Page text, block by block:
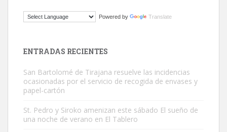
El ayuntamiento se va a llevar a Los Gatos callejeros de la zona los
Powered by Translate
ENTRADAS RECIENTES
San Bartolomé de Tirajana resuelve las incidencias
ocasionadas por el servicio de recogida de envases y
papel-cartón
St. Pedro y Siroko amenizan este sábado El sueño de
una noche de verano en El Tablero